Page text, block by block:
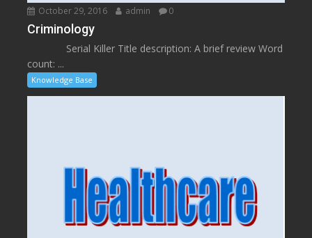
October 29, 2016 admin 0
Criminology
Serial Killer Title description: A brief review Word
count: ...
Knowledge Base